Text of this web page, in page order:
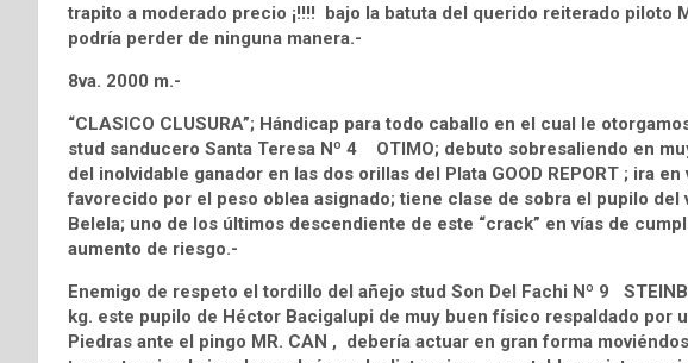
trapito a moderado precio ¡!!!! bajo la batuta del querido reiterado piloto
podría perder de ninguna manera.-
8va. 2000 m.-
“CLASICO CLUSURA”; Hándicap para todo caballo en el cual le
stud sanducero Santa Teresa Nº 4 OTIMO; debuto sobresaliendo en
del inolvidable ganador en las dos orillas del Plata GOOD REPORT ; ira
favorecido por el peso oblea asignado; tiene clase de sobra el pupilo
Belela; uno de los últimos descendiente de este “crack” en vías de
aumento de riesgo.-
Enemigo de respeto el tordillo del añejo stud Son Del Fachi Nº 9
kg. este pupilo de Héctor Bacigalupi de muy buen físico respaldado por
Piedras ante el pingo MR. CAN , debería actuar en gran forma